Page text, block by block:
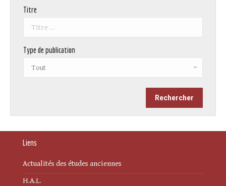
Titre
Type de publication
Liens
Actualités des études anciennes
H.A.L.